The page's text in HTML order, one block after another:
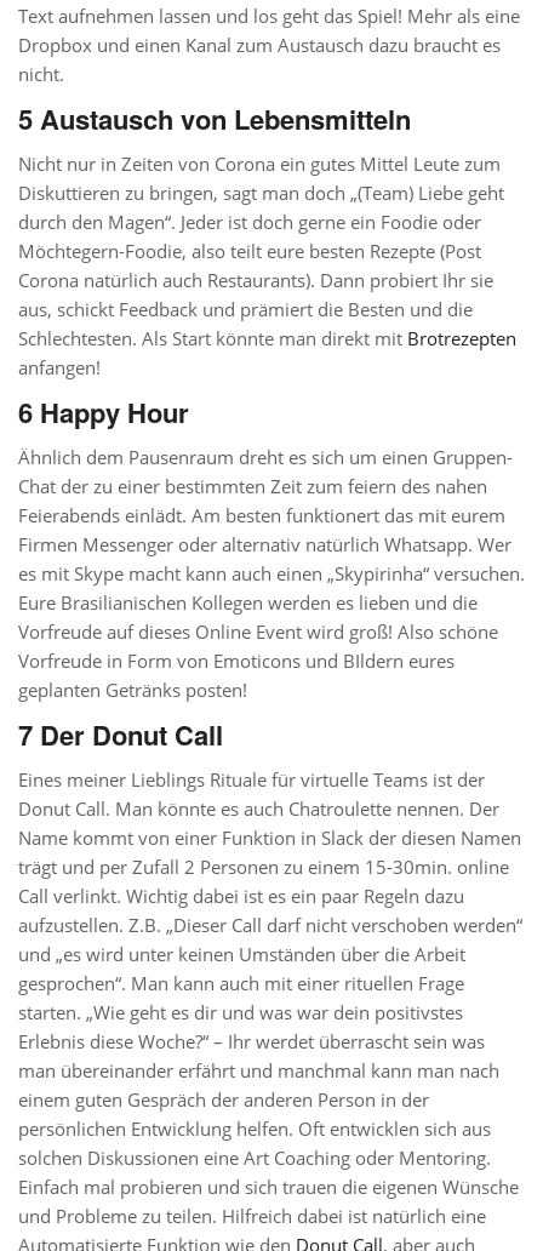
Text aufnehmen lassen und los geht das Spiel! Mehr als eine
Dropbox und einen Kanal zum Austausch dazu braucht es
nicht.
5 Austausch von Lebensmitteln
Nicht nur in Zeiten von Corona ein gutes Mittel Leute zum
Diskuttieren zu bringen, sagt man doch „(Team) Liebe geht
durch den Magen“. Jeder ist doch gerne ein Foodie oder
Möchtegern-Foodie, also teilt eure besten Rezepte (Post
Corona natürlich auch Restaurants). Dann probiert Ihr sie
aus, schickt Feedback und prämiert die Besten und die
Schlechtesten. Als Start könnte man direkt mit Brotrezepten
anfangen!
6 Happy Hour
Ähnlich dem Pausenraum dreht es sich um einen Gruppen-
Chat der zu einer bestimmten Zeit zum feiern des nahen
Feierabends einlädt. Am besten funktionert das mit eurem
Firmen Messenger oder alternativ natürlich Whatsapp. Wer
es mit Skype macht kann auch einen „Skypirinha“ versuchen.
Eure Brasilianischen Kollegen werden es lieben und die
Vorfreude auf dieses Online Event wird groß! Also schöne
Vorfreude in Form von Emoticons und BIldern eures
geplanten Getränks posten!
7 Der Donut Call
Eines meiner Lieblings Rituale für virtuelle Teams ist der
Donut Call. Man könnte es auch Chatroulette nennen. Der
Name kommt von einer Funktion in Slack der diesen Namen
trägt und per Zufall 2 Personen zu einem 15-30min. online
Call verlinkt. Wichtig dabei ist es ein paar Regeln dazu
aufzustellen. Z.B. „Dieser Call darf nicht verschoben werden“
und „es wird unter keinen Umständen über die Arbeit
gesprochen“. Man kann auch mit einer rituellen Frage
starten. „Wie geht es dir und was war dein positivstes
Erlebnis diese Woche?“ – Ihr werdet überrascht sein was
man übereinander erfährt und manchmal kann man nach
einem guten Gespräch der anderen Person in der
persönlichen Entwicklung helfen. Oft entwicklen sich aus
solchen Diskussionen eine Art Coaching oder Mentoring.
Einfach mal probieren und sich trauen die eigenen Wünsche
und Probleme zu teilen. Hilfreich dabei ist natürlich eine
Automatisierte Funktion wie den Donut Call, aber auch